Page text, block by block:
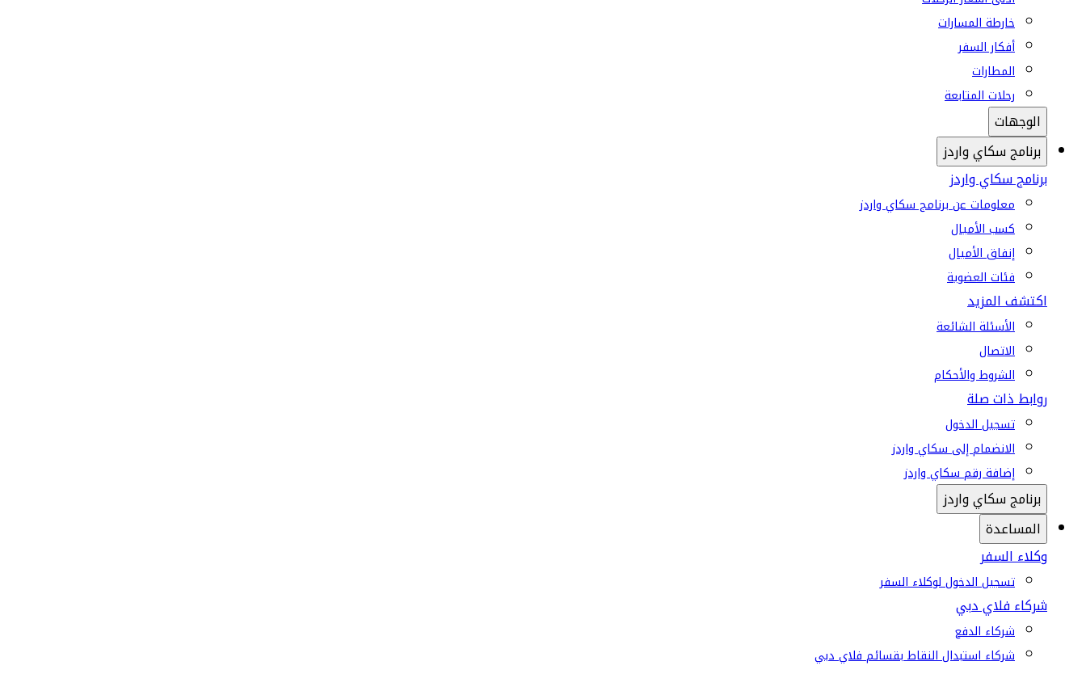
خارطة المسارات
أفكار السفر
المطارات
رحلات المتابعة
الوجهات
برنامج سكاي واردز
برنامج سكاي واردز
معلومات عن برنامج سكاي واردز
كسب الأميال
إنفاق الأميال
فئات العضوية
اكتشف المزيد
الأسئلة الشائعة
الاتصال
الشروط والأحكام
روابط ذات صلة
تسجيل الدخول
الانضمام إلى سكاي واردز
إضافة رقم سكاي واردز
برنامج سكاي واردز
المساعدة
وكلاء السفر
تسجيل الدخول لوكلاء السفر
شركاء فلاي دبي
شركاء الدفع
شركاء استبدال النقاط بقسائم فلاي دبي